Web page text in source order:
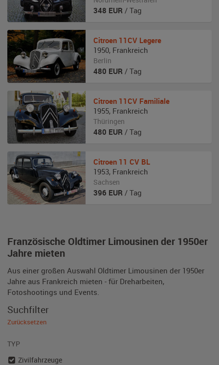
Französische Oldtimer Limousinen der 1950er
Jahre mieten
Aus einer großen Auswahl Oldtimer Limousinen der 1950er
Jahre aus Frankreich mieten - für Dreharbeiten,
Fotoshootings und Events.
348 EUR / Tag
Citroen 11CV Legere
1950, Frankreich
Berlin
480 EUR / Tag
Citroen 11CV Familiale
1955, Frankreich
Thüringen
480 EUR / Tag
Citroen 11 CV BL
1953, Frankreich
Sachsen
396 EUR / Tag
Suchfilter
Zurücksetzen
TYP
Zivilfahrzeuge